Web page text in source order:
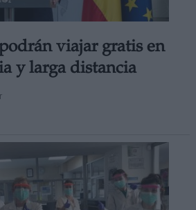
viajar gratis en
y larga distancia